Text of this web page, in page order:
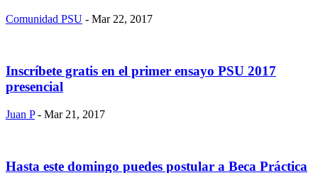
Comunidad PSU - Mar 22, 2017
Inscríbete gratis en el primer ensayo PSU 2017
presencial
Juan P - Mar 21, 2017
Hasta este domingo puedes postular a Beca Práctica